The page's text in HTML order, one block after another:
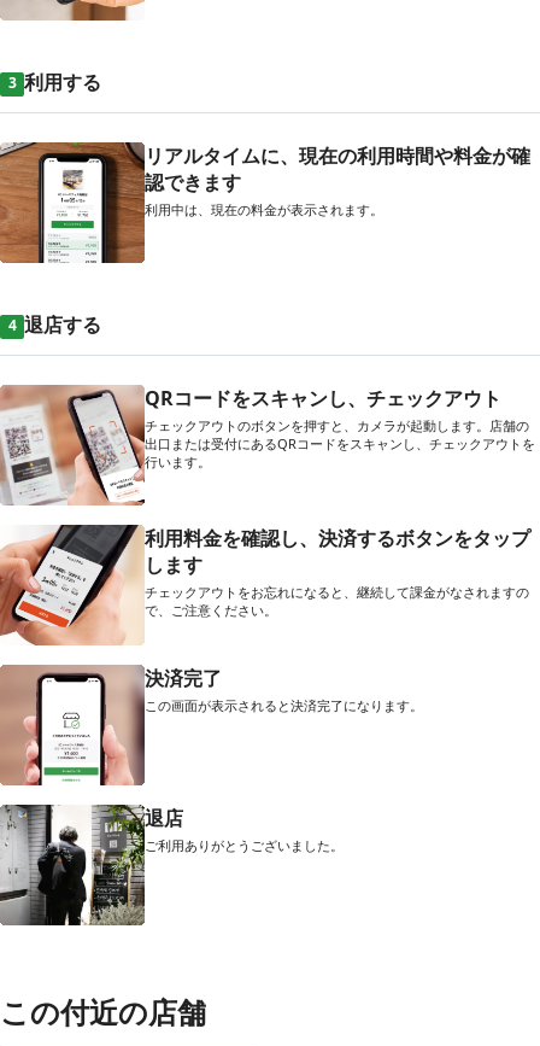
3 利用する
リアルタイムに、現在の利用時間や料金が確
認できます
利用中は、現在の料金が表示されます。
4 退店する
QRコードをスキャンし、チェックアウト
チェックアウトのボタンを押すと、カメラが起動します。店舗の
出口または受付にあるQRコードをスキャンし、チェックアウトを
行います。
利用料金を確認し、決済するボタンをタップ
します
チェックアウトをお忘れになると、継続して課金がなされますの
で、ご注意ください。
決済完了
この画面が表示されると決済完了になります。
退店
ご利用ありがとうございました。
この付近の店舗